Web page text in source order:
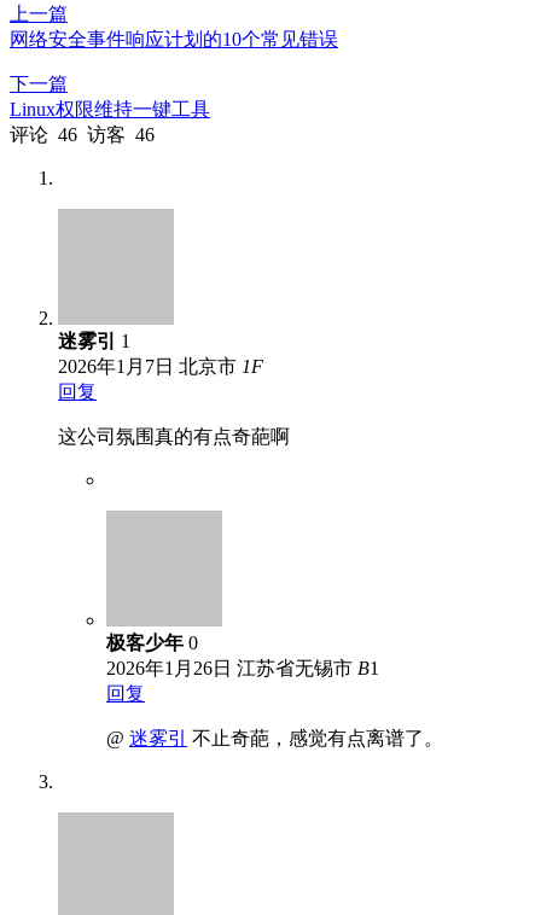
上一篇
网络安全事件响应计划的10个常见错误
下一篇
Linux权限维持一键工具
评论 46 访客 46
迷雾引
1
2026年1月7日 北京市 1F
回复
这公司氛围真的有点奇葩啊
极客少年 0
2026年1月26日 江苏省无锡市 B1
回复
@ 迷雾引 不止奇葩，感觉有点离谱了。